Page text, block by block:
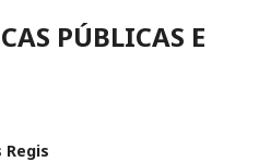
PÚBLICAS E